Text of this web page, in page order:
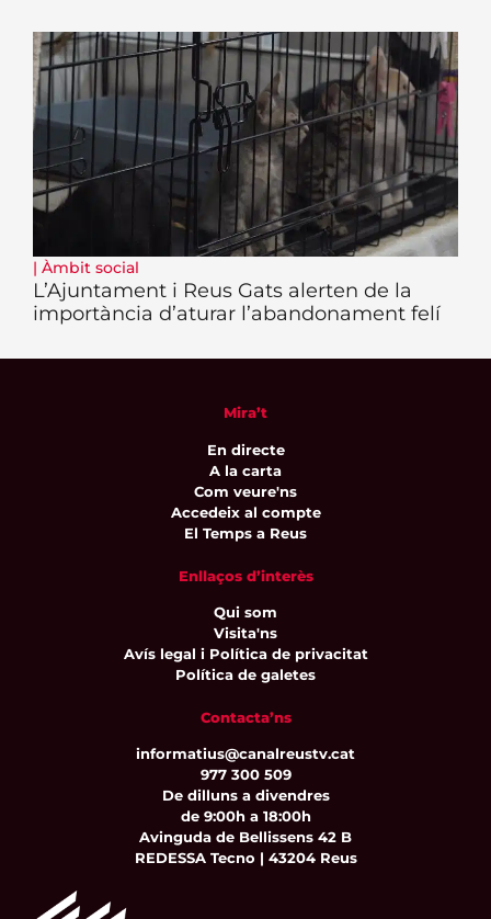
| Àmbit social
L’Ajuntament i Reus Gats alerten de la
importància d’aturar l’abandonament felí
Mira’t
En directe
A la carta
Com veure'ns
Accedeix al compte
El Temps a Reus
Enllaços d’interès
Qui som
Visita'ns
Avís legal i Política de privacitat
Política de galetes
Contacta’ns
informatius@canalreustv.cat
977 300 509
De dilluns a divendres
de 9:00h a 18:00h
Avinguda de Bellissens 42 B
REDESSA Tecno | 43204 Reus